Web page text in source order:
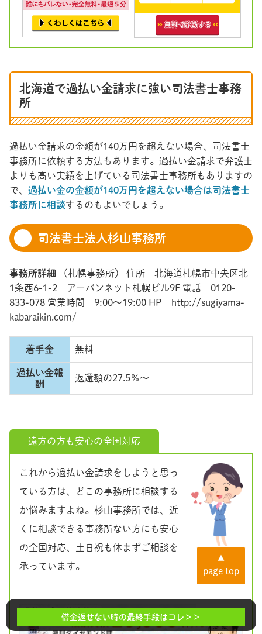
北海道で過払い金請求に強い司法書士事務
所
過払い金請求の金額が140万円を超えない場合、司法書士
事務所に依頼する方法もあります。過払い金請求で弁護士
よりも高い実績を上げている司法書士事務所もありますの
で、 過払い金の金額が140万円を超えない場合は司法書士
事務所に相談するのもよいでしょう。
司法書士法人杉山事務所
事務所詳細 （札幌事務所） 住所 北海道札幌市中央区北
1条西6-1-2 アーバンネット札幌ビル9F 電話 0120-
833-078 営業時間 9:00～19:00 HP http://sugiyama-
kabaraikin.com/
着手金 無料
過払い金報
酬
返還額の27.5％～
遠方の方も安心の全国対応
これから過払い金請求をしようと思っ
ている方は、どこの事務所に相談する
か悩みますよね。杉山事務所では、近
くに相談できる事務所ない方にも安心
の全国対応、土日祝も休まずご相談を
承っています。
▲
page top
借金返せない時の最終手段はコレ＞＞